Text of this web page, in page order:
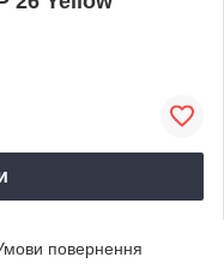
повернення